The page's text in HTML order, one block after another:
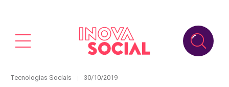
Categories
Tecnologias Sociais
Posted
30/10/2019